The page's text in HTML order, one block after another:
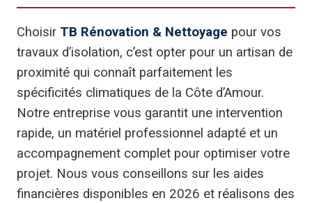
Choisir TB Rénovation & Nettoyage pour vos
travaux d’isolation, c’est opter pour un artisan de
proximité qui connaît parfaitement les
spécificités climatiques de la Côte d’Amour.
Notre entreprise vous garantit une intervention
rapide, un matériel professionnel adapté et un
accompagnement complet pour optimiser votre
projet. Nous vous conseillons sur les aides
financières disponibles en 2026 et réalisons des